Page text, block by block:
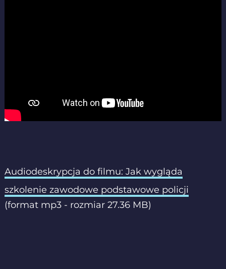
Audiodeskrypcja do filmu: Jak wygląda
szkolenie zawodowe podstawowe policji
(format mp3 - rozmiar 27.36 MB)